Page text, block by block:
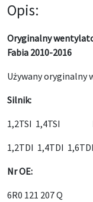
Opis:
Oryginalny
Fabia 2010-2016
Używany oryginalny
Silnik:
1,2TSI 1,4TSI
1,2TDI 1,4TDI
Nr OE:
6R0 121 207 Q